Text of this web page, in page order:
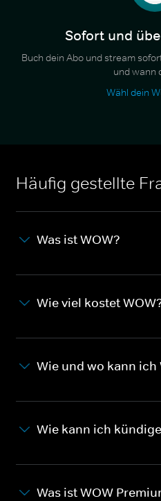
Sofort und
Buch dein Abo und stream
und wann
Wähl dein
Häufig gestellte
Was ist WOW?
Wie viel kostet
Wie und wo kann ich
Wie kann ich
Was ist WOW